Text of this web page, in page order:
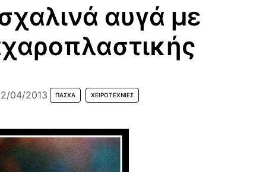
αυγά με
04/2013 ΠΆΣΧΑ ΧΕΙΡΟΤΕΧΝΊΕΣ